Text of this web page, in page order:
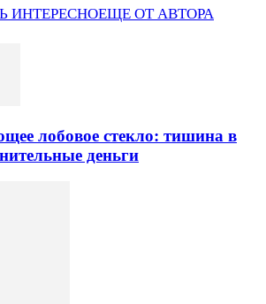
ИНТЕРЕСНОЕЩЕ ОТ АВТОРА
лобовое стекло: тишина в
деньги